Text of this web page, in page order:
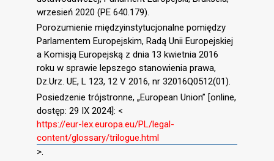
wrzesień 2020 (PE 640.179).
Porozumienie międzyinstytucjonalne pomiędzy
Parlamentem Europejskim, Radą Unii Europejskiej
a Komisją Europejską z dnia 13 kwietnia 2016
roku w sprawie lepszego stanowienia prawa,
Dz.Urz. UE, L 123, 12 V 2016, nr 32016Q0512(01).
Posiedzenie trójstronne, „European Union” [online,
dostęp: 29 IX 2024]: <
https://eur-lex.europa.eu/PL/legal-
content/glossary/trilogue.html
>.